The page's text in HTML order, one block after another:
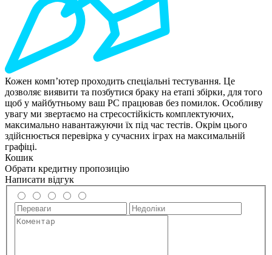
Кожен комп’ютер проходить спеціальні тестування. Це
дозволяє виявити та позбутися браку на етапі збірки, для того
щоб у майбутньому ваш РС працював без помилок. Особливу
увагу ми звертаємо на стресостійкість комплектуючих,
максимально навантажуючи їх під час тестів. Окрім цього
здійснюється перевірка у сучасних іграх на максимальній
графіці.
Кошик
Обрати кредитну пропозицію
Написати відгук